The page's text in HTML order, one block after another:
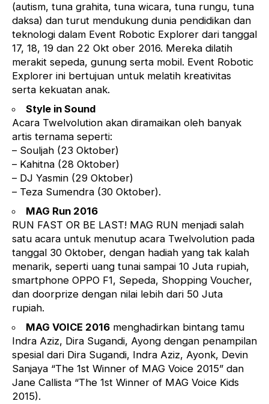
(autism, tuna grahita, tuna wicara, tuna rungu, tuna
daksa) dan turut mendukung dunia pendidikan dan
teknologi dalam Event Robotic Explorer dari tanggal
17, 18, 19 dan 22 Okt ober 2016. Mereka dilatih
merakit sepeda, gunung serta mobil. Event Robotic
Explorer ini bertujuan untuk melatih kreativitas
serta kekuatan anak.
Style in Sound
Acara Twelvolution akan diramaikan oleh banyak
artis ternama seperti:
– Souljah (23 Oktober)
– Kahitna (28 Oktober)
– DJ Yasmin (29 Oktober)
– Teza Sumendra (30 Oktober).
MAG Run 2016
RUN FAST OR BE LAST! MAG RUN menjadi salah
satu acara untuk menutup acara Twelvolution pada
tanggal 30 Oktober, dengan hadiah yang tak kalah
menarik, seperti uang tunai sampai 10 Juta rupiah,
smartphone OPPO F1, Sepeda, Shopping Voucher,
dan doorprize dengan nilai lebih dari 50 Juta
rupiah.
MAG VOICE 2016menghadirkan bintang tamu
Indra Aziz, Dira Sugandi, Ayong dengan penampilan
spesial dari Dira Sugandi, Indra Aziz, Ayonk, Devin
Sanjaya “The 1st Winner of MAG Voice 2015” dan
Jane Callista “The 1st Winner of MAG Voice Kids
2015).